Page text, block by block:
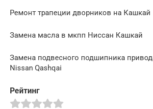
Ремонт трапеции дворников на Кашкай
Замена масла в мкпп Ниссан Кашкай
Замена подвесного подшипника
Nissan Qashqai
Рейтинг